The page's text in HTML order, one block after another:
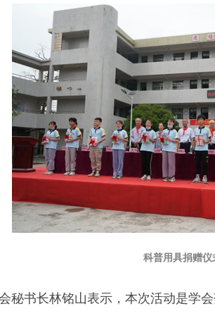
科普用具捐赠仪
秘书长林铭山表示，本次活动是学